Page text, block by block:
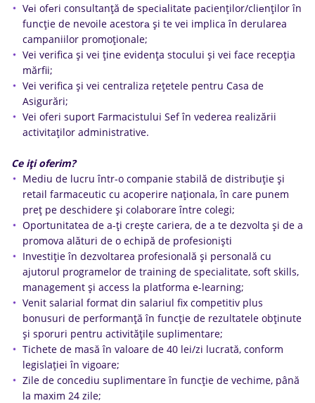
Vеi ofеri consultanță dе spеciаlitatе pаcienților/cliеnților în
funcție de nevoile acestorа și te vei implica în derularea
campaniilor promoționale;
Vei verifica și vei ține evidența stocului și vei face recepția
mărfii;
Vei verifica și vei centraliza rețetele pentru Casa de
Asigurări;
Vei oferi suport Farmacistului Sef în vederea realizării
activitaților administrative.
Ce iți oferim?
Mediu de lucru într-o companie stabilă de distribuție și
retail farmaceutic cu acoperire naționala, în care punem
preț pe deschidere și colaborare între colegi;
Oportunitatea de a-ți crește cariera, de a te dezvolta și de a
promova alături de o echipă de profesioniști
Investiție în dezvoltarea profesională și personală cu
ajutorul programelor de training de specialitate, soft skills,
management și access la platforma e-learning;
Venit salarial format din salariul fix competitiv plus
bonusuri de performanță în funcție de rezultatele obținute
și sporuri pentru activitățile suplimentare;
Tichete de masă în valoare de 40 lei/zi lucrată, conform
legislației în vigoare;
Zile de concediu suplimentare în funcție de vechime, până
la maxim 24 zile;